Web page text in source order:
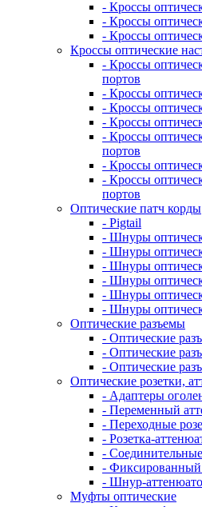
- Кроссы
- Кроссы
- Кроссы
Кроссы оптические
- Кроссы
портов
- Кроссы
- Кроссы
- Кроссы
- Кроссы
портов
- Кроссы
- Кроссы
портов
Оптические патч корды
- Pigtail
- Шнуры
- Шнуры
- Шнуры
- Шнуры
- Шнуры
- Шнуры
Оптические разъемы
- Оптические
- Оптические
- Оптические
Оптические розетки,
- Адаптеры
- Переменный
- Переходные
- Розетка-
-
- Фиксированный
- Шнур-
Муфты оптические